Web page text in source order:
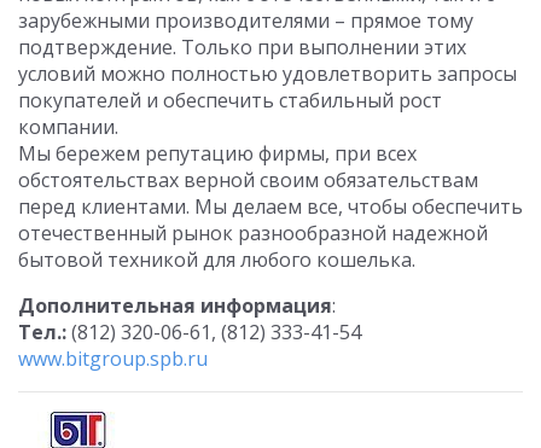
зарубежными производителями – прямое тому
подтверждение. Только при выполнении этих
условий можно полностью удовлетворить запросы
покупателей и обеспечить стабильный рост
компании.
Мы бережем репутацию фирмы, при всех
обстоятельствах верной своим обязательствам
перед клиентами. Мы делаем все, чтобы обеспечить
отечественный рынок разнообразной надежной
бытовой техникой для любого кошелька.
Дополнительная информация:
Тел.:(812) 320-06-61, (812) 333-41-54
www.bitgroup.spb.ru